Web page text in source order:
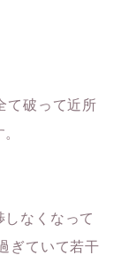
て破って近所
なくなって
ぎていて若干